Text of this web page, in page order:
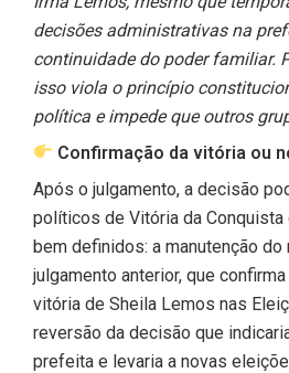
decisões administrativas na
continuidade do poder familiar.
isso viola o princípio
política e impede que outros
Confirmação da vitória ou
Após o julgamento, a decisão
políticos de Vitória da
bem definidos: a manutenção do
julgamento anterior, que
vitória de Sheila Lemos nas
reversão da decisão que
prefeita e levaria a novas